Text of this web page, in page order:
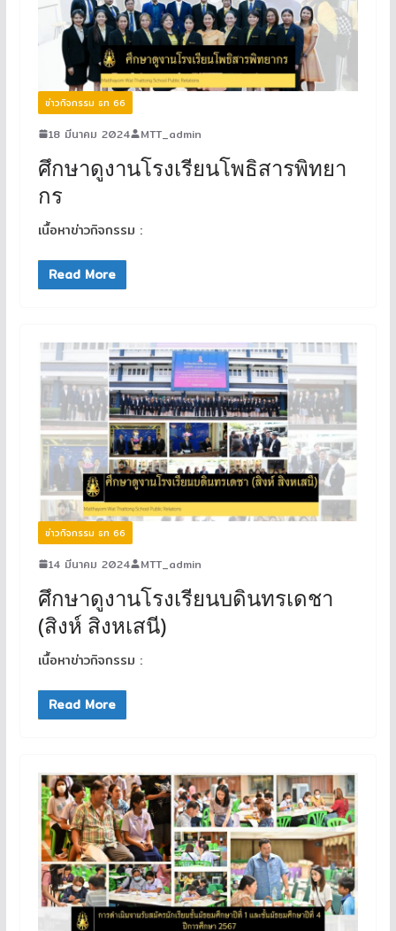
ข่าวกิจกรรม ธท 66
18 มีนาคม 2024 MTT_admin
ศึกษาดูงานโรงเรียนโพธิสารพิทยา
กร
เนื้อหาข่าวกิจกรรม :
Read More
ข่าวกิจกรรม ธท 66
14 มีนาคม 2024 MTT_admin
ศึกษาดูงานโรงเรียนบดินทรเดชา
(สิงห์ สิงหเสนี)
เนื้อหาข่าวกิจกรรม :
Read More